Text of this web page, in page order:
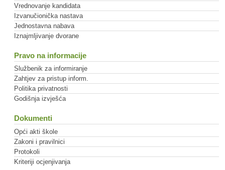
Vrednovanje kandidata
Izvanučionička nastava
Jednostavna nabava
Iznajmljivanje dvorane
Pravo na informacije
Službenik za informiranje
Zahtjev za pristup inform.
Politika privatnosti
Godišnja izvješća
Dokumenti
Opći akti škole
Zakoni i pravilnici
Protokoli
Kriteriji ocjenjivanja